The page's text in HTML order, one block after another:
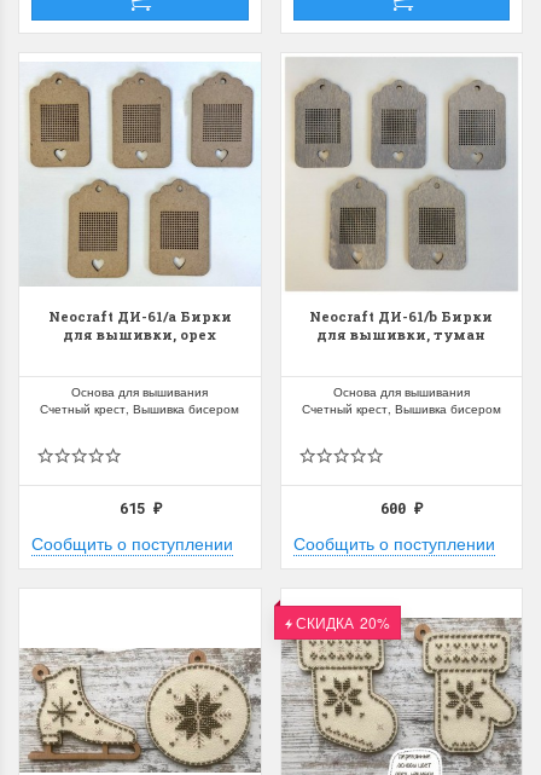
Neocraft ДИ-61/a Бирки
для вышивки, орех
Основа для вышивания
Счетный крест, Вышивка бисером
615 ₽
Сообщить о поступлении
Neocraft ДИ-61/b Бирки
для вышивки, туман
Основа для вышивания
Счетный крест, Вышивка бисером
600₽
Сообщить о поступлении
СКИДКА 20%